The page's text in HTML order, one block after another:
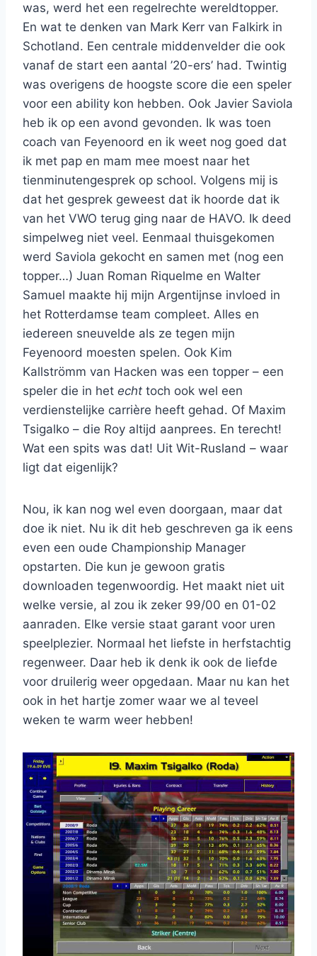
was, werd het een regelrechte wereldtopper.
En wat te denken van Mark Kerr van Falkirk in
Schotland. Een centrale middenvelder die ook
vanaf de start een aantal ’20-ers’ had. Twintig
was overigens de hoogste score die een speler
voor een ability kon hebben. Ook Javier Saviola
heb ik op een avond gevonden. Ik was toen
coach van Feyenoord en ik weet nog goed dat
ik met pap en mam mee moest naar het
tienminutengesprek op school. Volgens mij is
dat het gesprek geweest dat ik hoorde dat ik
van het VWO terug ging naar de HAVO. Ik deed
simpelweg niet veel. Eenmaal thuisgekomen
werd Saviola gekocht en samen met (nog een
topper…) Juan Roman Riquelme en Walter
Samuel maakte hij mijn Argentijnse invloed in
het Rotterdamse team compleet. Alles en
iedereen sneuvelde als ze tegen mijn
Feyenoord moesten spelen. Ook Kim
Kallströmm van Hacken was een topper – een
speler die in het echt toch ook wel een
verdienstelijke carrière heeft gehad. Of Maxim
Tsigalko – die Roy altijd aanprees. En terecht!
Wat een spits was dat! Uit Wit-Rusland – waar
ligt dat eigenlijk?
Nou, ik kan nog wel even doorgaan, maar dat
doe ik niet. Nu ik dit heb geschreven ga ik eens
even een oude Championship Manager
opstarten. Die kun je gewoon gratis
downloaden tegenwoordig. Het maakt niet uit
welke versie, al zou ik zeker 99/00 en 01-02
aanraden. Elke versie staat garant voor uren
speelplezier. Normaal het liefste in herfstachtig
regenweer. Daar heb ik denk ik ook de liefde
voor druilerig weer opgedaan. Maar nu kan het
ook in het hartje zomer waar we al teveel
weken te warm weer hebben!